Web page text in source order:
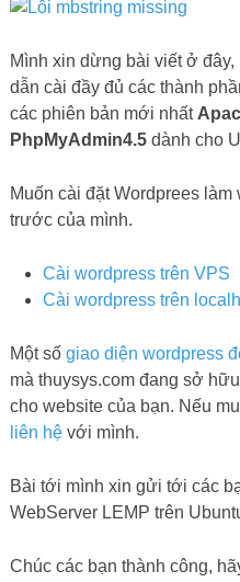
Mình xin dừng bài viết ở
dẫn cài đầy đủ các thành
các phiên bản mới nhất
PhpMyAdmin4.5dành cho
Muốn cài đặt Wordprees
trước của mình.
Cài wordpress trên VPS
Cài wordpress trên
Một số giao diện wordpress
mà thuysys.com đang sở
cho website của bạn. Nếu
liên hệvới mình.
Bài tới mình xin gửi tới các
WebServer LEMP trên
Chúc các bạn thành công,